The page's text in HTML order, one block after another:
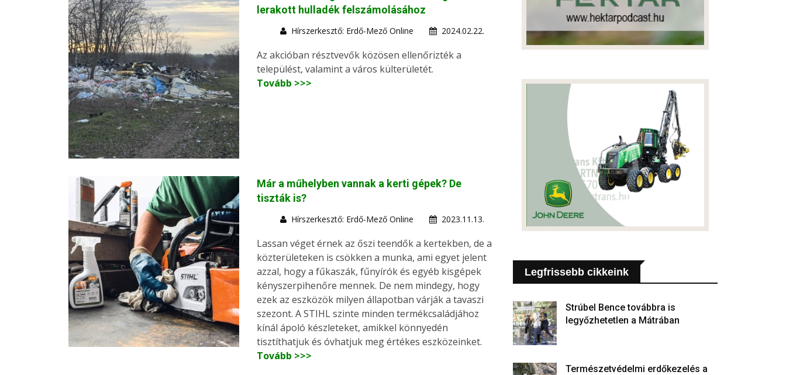
lerakott hulladék felszámolásához
Hírszerkesztő: Erdő-Mező Online 2024.02.22.
Az akcióban résztvevők közösen ellenőrizték a
települést, valamint a város külterületét.
Tovább >>>
Már a műhelyben vannak a kerti gépek? De
tiszták is?
Hírszerkesztő: Erdő-Mező Online 2023.11.13.
Lassan véget érnek az őszi teendők a kertekben, de a
közterületeken is csökken a munka, ami egyet jelent
azzal, hogy a fűkaszák, fűnyírók és egyéb kisgépek
kényszerpihenőre mennek. De nem mindegy, hogy
ezek az eszközök milyen állapotban várják a tavaszi
szezont. A STIHL szinte minden termékcsaládjához
kínál ápoló készleteket, amikkel könnyedén
tisztíthatjuk és óvhatjuk meg értékes eszközeinket.
Tovább >>>
Legfrissebb cikkeink
Strúbel Bence továbbra is
legyőzhetetlen a Mátrában
Természetvédelmi erdőkezelés a